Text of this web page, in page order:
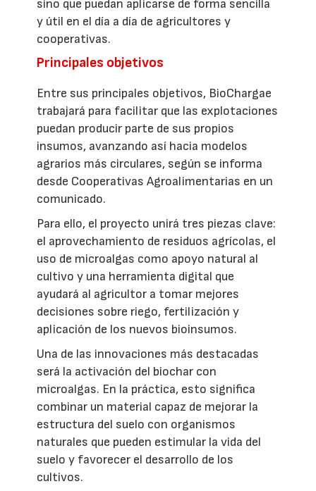
sino que puedan aplicarse de forma sencilla
y útil en el día a día de agricultores y
cooperativas.
Principales objetivos
Entre sus principales objetivos, BioChargae
trabajará para facilitar que las explotaciones
puedan producir parte de sus propios
insumos, avanzando así hacia modelos
agrarios más circulares, según se informa
desde Cooperativas Agroalimentarias en un
comunicado.
Para ello, el proyecto unirá tres piezas clave:
el aprovechamiento de residuos agrícolas, el
uso de microalgas como apoyo natural al
cultivo y una herramienta digital que
ayudará al agricultor a tomar mejores
decisiones sobre riego, fertilización y
aplicación de los nuevos bioinsumos.
Una de las innovaciones más destacadas
será la activación del biochar con
microalgas. En la práctica, esto significa
combinar un material capaz de mejorar la
estructura del suelo con organismos
naturales que pueden estimular la vida del
suelo y favorecer el desarrollo de los
cultivos.